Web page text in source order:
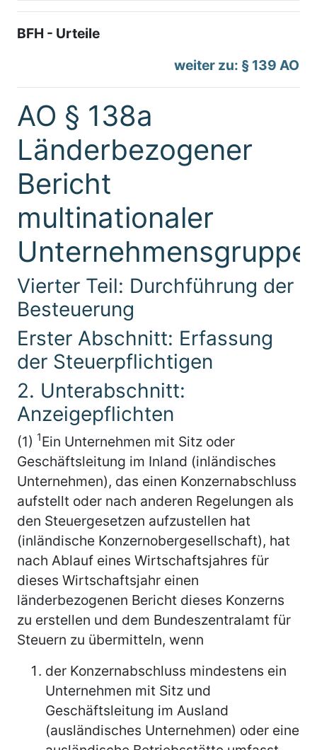
BFH - Urteile
weiter zu: § 139 AO
AO § 138a
Länderbezogener
Bericht
multinationaler
Vierter Teil: Durchführung der
Besteuerung
Erster Abschnitt: Erfassung
der Steuerpflichtigen
2. Unterabschnitt:
Anzeigepflichten
(1) 1Ein Unternehmen mit Sitz oder
Geschäftsleitung im Inland (inländisches
Unternehmen), das einen Konzernabschluss
aufstellt oder nach anderen Regelungen als
den Steuergesetzen aufzustellen hat
(inländische Konzernobergesellschaft), hat
nach Ablauf eines Wirtschaftsjahres für
dieses Wirtschaftsjahr einen
länderbezogenen Bericht dieses Konzerns
zu erstellen und dem Bundeszentralamt für
Steuern zu übermitteln, wenn
der Konzernabschluss mindestens ein
Unternehmen mit Sitz und
Geschäftsleitung im Ausland
(ausländisches Unternehmen) oder eine